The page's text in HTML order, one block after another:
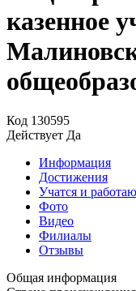
казенное
Код 130595
Действует Да
Информация
Достижения
Учатся и
Фото
Видео
Филиалы
Отзывы
Общая информация